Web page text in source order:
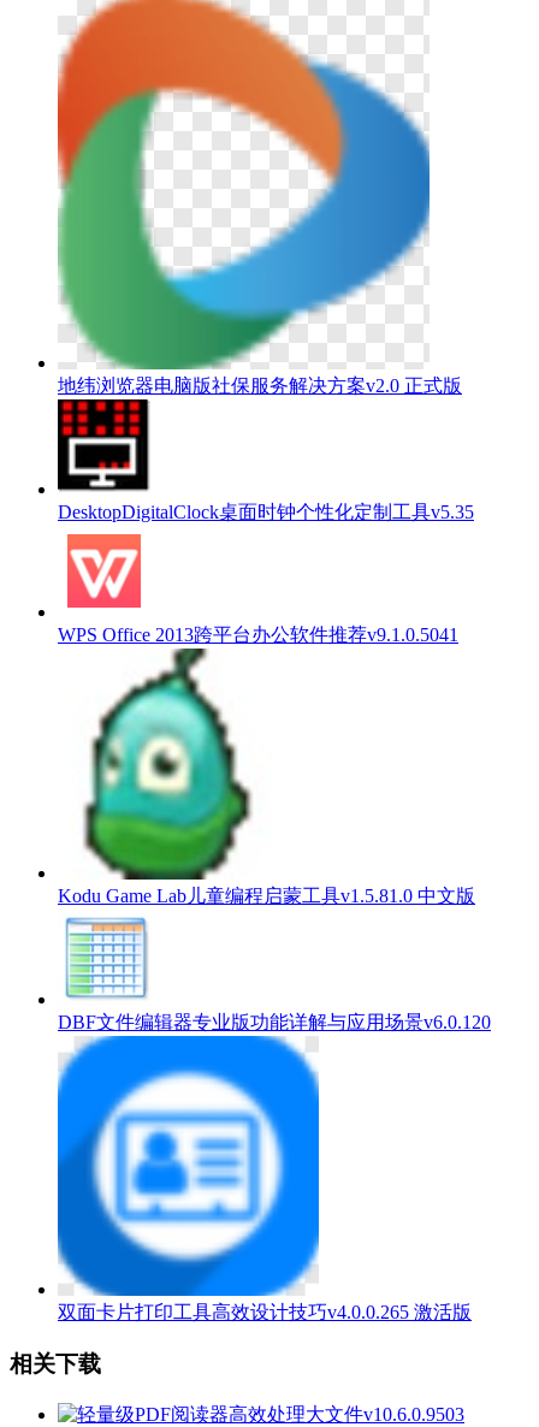
地纬浏览器电脑版社保服务解决方案v2.0 正式版
DesktopDigitalClock桌面时钟个性化定制工具v5.35
WPS Office 2013跨平台办公软件推荐v9.1.0.5041
Kodu Game Lab儿童编程启蒙工具v1.5.81.0 中文版
DBF文件编辑器专业版功能详解与应用场景v6.0.120
双面卡片打印工具高效设计技巧v4.0.0.265 激活版
相关下载